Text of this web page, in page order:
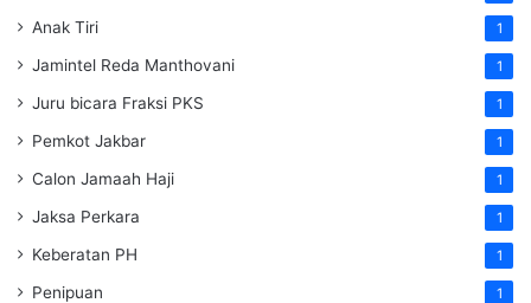
Anak Tiri 1
Jamintel Reda Manthovani 1
Juru bicara Fraksi PKS 1
Pemkot Jakbar 1
Calon Jamaah Haji 1
Jaksa Perkara 1
Keberatan PH 1
Penipuan 1